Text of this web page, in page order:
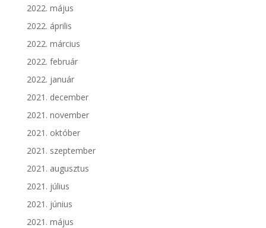
2022. május
2022. április
2022. március
2022. február
2022. január
2021. december
2021. november
2021. október
2021. szeptember
2021. augusztus
2021. július
2021. június
2021. május